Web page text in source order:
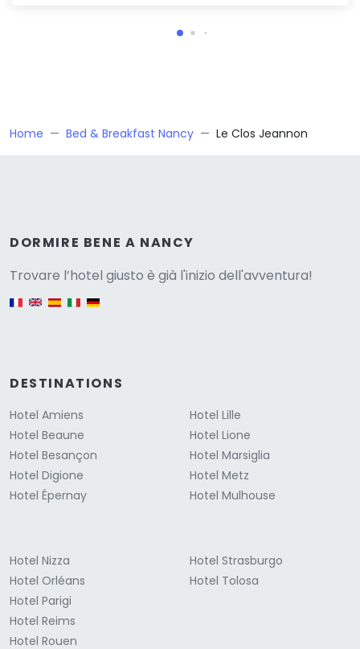
Home Bed & Breakfast Nancy Le Clos Jeannon
DORMIRE BENE A NANCY
Trovare l’hotel giusto è già l'inizio dell'avventura!
DESTINATIONS
Hotel Amiens
Hotel Beaune
Hotel Besançon
Hotel Digione
Hotel Épernay
Hotel Lille
Hotel Lione
Hotel Marsiglia
Hotel Metz
Hotel Mulhouse
Hotel Nizza
Hotel Orléans
Hotel Parigi
Hotel Reims
Hotel Rouen
Hotel Strasburgo
Hotel Tolosa